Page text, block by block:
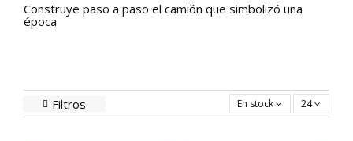
Construye paso a paso el camión que simbolizó una
época
Filtros En stock 24